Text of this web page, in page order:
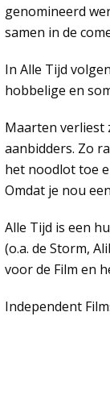
genomineerd
samen in de
In Alle Tijd
hobbelige en
Maarten verliest
aanbidders. Zo
het noodlot toe
Omdat je nou
Alle Tijd is een
(o.a. de Storm,
voor de Film en
Independent